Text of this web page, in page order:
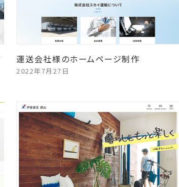
運送会社様のホームページ制作
2022年7月27日